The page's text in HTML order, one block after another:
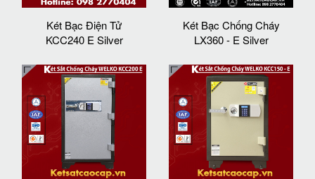
Két Bạc Điện Tử
KCC240 E Silver
Két Bạc Chống Cháy
LX360 - E Silver